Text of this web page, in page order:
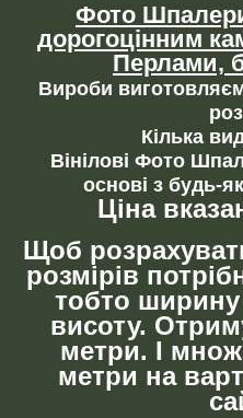
Фото
дорогоцінним
Перлами,
Вироби
Кілька
Вінілові Фото
основі з будь-
Ціна
Щоб
розмірів
тобто
висоту.
метри. І
метри на